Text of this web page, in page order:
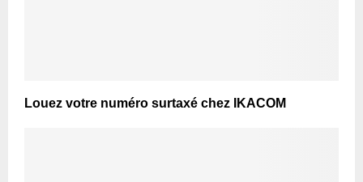
Louez votre numéro surtaxé chez IKACOM